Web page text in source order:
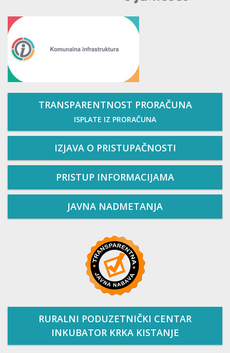
TRANSPARENTNOST PRORAČUNA
ISPLATE IZ PRORAČUNA
IZJAVA O PRISTUPAČNOSTI
PRISTUP INFORMACIJAMA
JAVNA NADMETANJA
RURALNI PODUZETNIČKI CENTAR
INKUBATOR KRKA KISTANJE